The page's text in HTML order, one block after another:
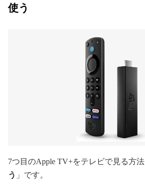
使う
7つ目のApple TV+をテレビで見る方法
う 」です。